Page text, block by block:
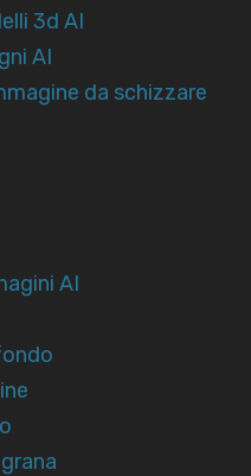
3d AI
AI
da schizzare
AI